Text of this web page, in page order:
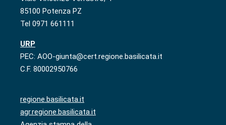
85100 Potenza PZ
Tel 0971 661111
URP
PEC: AOO-giunta@cert.regione.basilicata.it
C.F. 80002950766
regione.basilicata.it
agr.regione.basilicata.it